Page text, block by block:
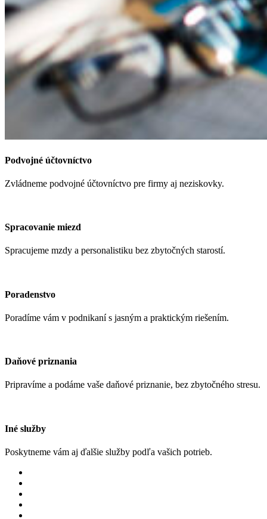
Podvojné účtovníctvo
Zvládneme podvojné účtovníctvo pre firmy aj neziskovky.
Spracovanie miezd
Spracujeme mzdy a personalistiku bez zbytočných starostí.
Poradenstvo
Poradíme vám v podnikaní s jasným a praktickým riešením.
Daňové priznania
Pripravíme a podáme vaše daňové priznanie, bez zbytočného stresu.
Iné služby
Poskytneme vám aj ďalšie služby podľa vašich potrieb.